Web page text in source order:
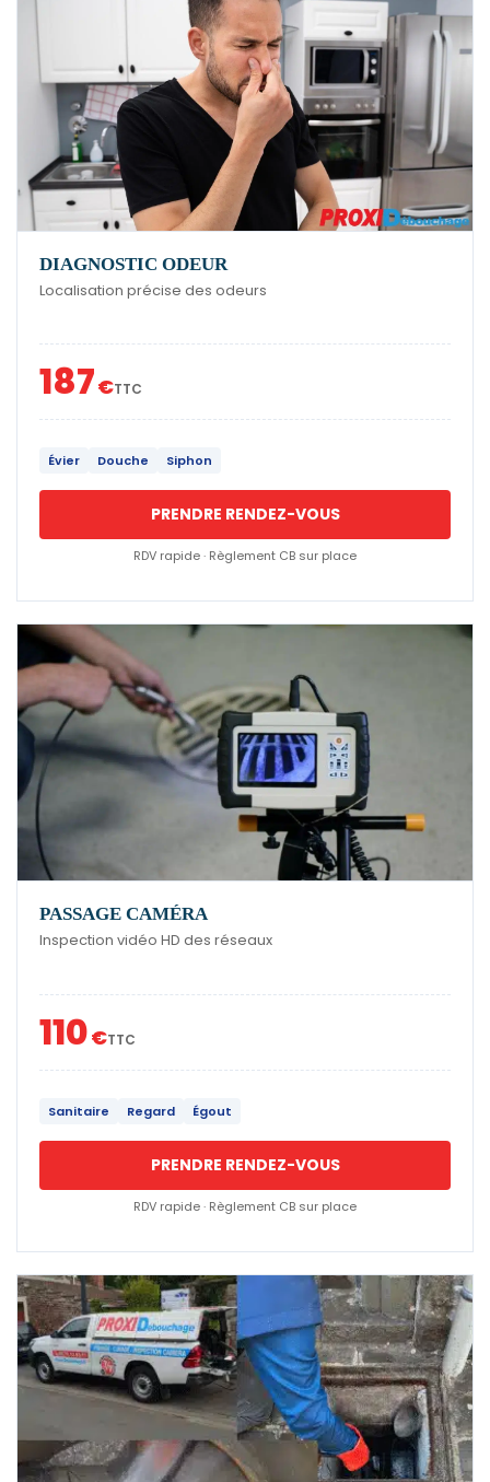
DIAGNOSTIC ODEUR
Localisation précise des odeurs
187€TTC
Évier Douche Siphon
PRENDRE RENDEZ-VOUS
RDV rapide · Règlement CB sur place
PASSAGE CAMÉRA
Inspection vidéo HD des réseaux
110€TTC
Sanitaire Regard Égout
PRENDRE RENDEZ-VOUS
RDV rapide · Règlement CB sur place